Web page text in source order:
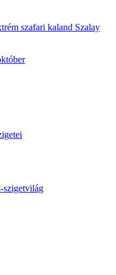
szafari kaland Szalay
szigetvilág